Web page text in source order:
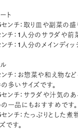
ト
ンチ：取り皿や副菜の
チ：1人分のサラダや前
チ：1人分のメインディ
チ：お惣菜や和え物な
多いサイズです。
ンチ：サラダや汁気の
一品にもおすすめです。
ンチ：たっぷりとした
です。